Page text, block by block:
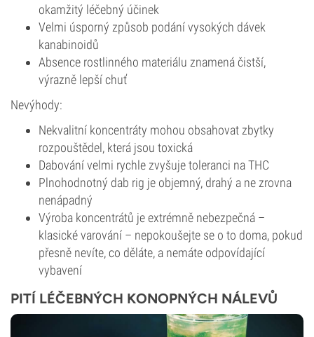
okamžitý léčebný účinek
Velmi úsporný způsob podání vysokých dávek
kanabinoidů
Absence rostlinného materiálu znamená čistší,
výrazně lepší chuť
Nevýhody:
Nekvalitní koncentráty mohou obsahovat zbytky
rozpouštědel, která jsou toxická
Dabování velmi rychle zvyšuje toleranci na THC
Plnohodnotný dab rig je objemný, drahý a ne zrovna
nenápadný
Výroba koncentrátů je extrémně nebezpečná –
klasické varování – nepokoušejte se o to doma, pokud
přesně nevíte, co děláte, a nemáte odpovídající
vybavení
PITÍ LÉČEBNÝCH KONOPNÝCH NÁLEVŮ